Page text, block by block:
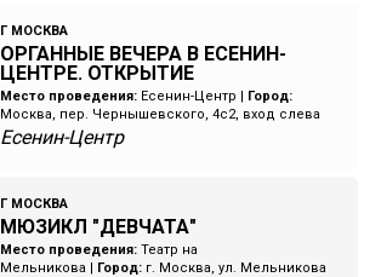
Г МОСКВА
ОРГАННЫЕ ВЕЧЕРА В ЕСЕНИН-
ЦЕНТРЕ. ОТКРЫТИЕ
Место проведения: Есенин-Центр
Город:
Москва, пер. Чернышевского, 4с2, вход слева
Есенин-Центр
Г МОСКВА
МЮЗИКЛ "ДЕВЧАТА"
Место проведения: Театр на
Мельникова
Город: г. Москва, ул. Мельникова